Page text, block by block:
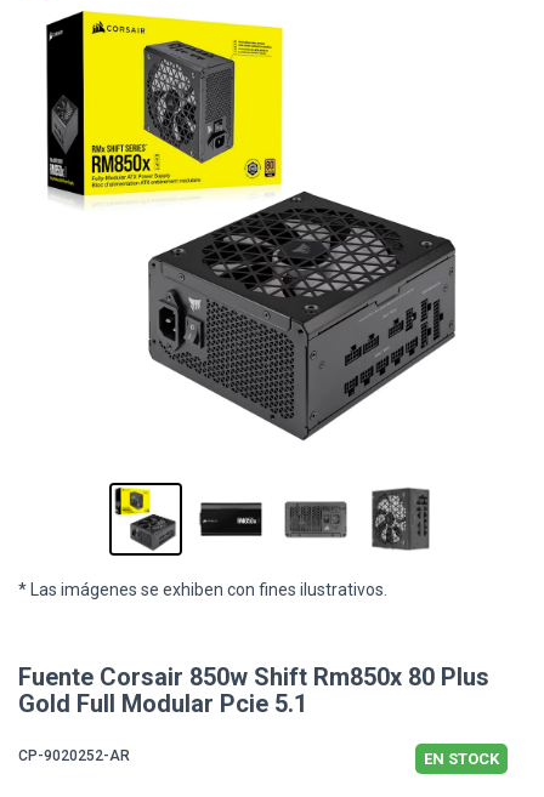
* Las imágenes se exhiben con fines ilustrativos.
Fuente Corsair 850w Shift Rm850x 80 Plus
Gold Full Modular Pcie 5.1
CP-9020252-AR EN STOCK